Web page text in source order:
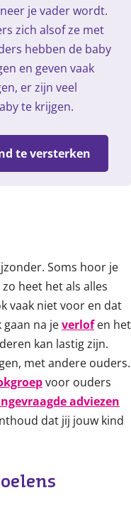
je vader wordt.
zich alsof ze met
hebben de baby
en geven vaak
er zijn veel
te krijgen.
te versterken
Soms hoor je
heet het als alles
vaak niet voor en dat
na jeverlofen het
kan lastig zijn.
met andere ouders.
voor ouders
adviezen
dat jij jouw kind